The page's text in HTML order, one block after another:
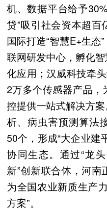
机、数据平台给予
贷”吸引社会资本超
国际打造“智慧E+生态
联网研发中心，孵化
化应用；汉威科技牵
2万多个传感器产品
控提供一站式解决方
析、病虫害预测算法
50个，形成“大企业建
协同生态。通过“龙
新”创新联合体，河南
为全国农业新质生产
方案”。